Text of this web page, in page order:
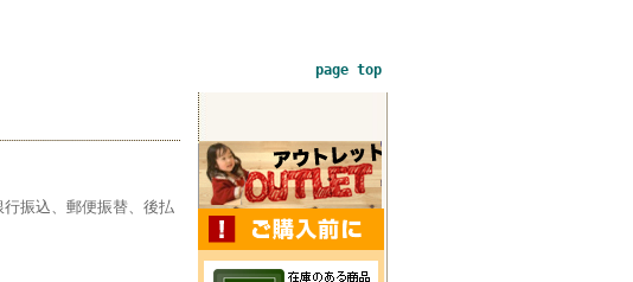
page top
振込、郵便振替、後払